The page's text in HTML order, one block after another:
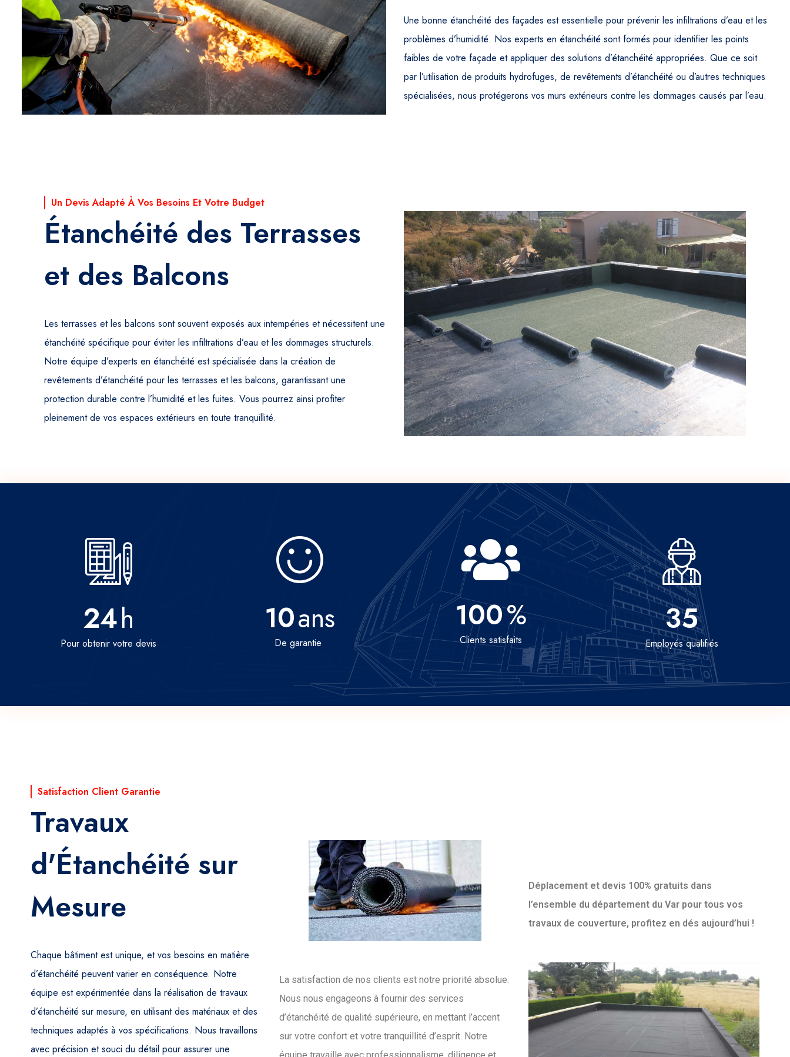
Une bonne étanchéité des façades est essentielle pour prévenir les infiltrations d’eau et les
problèmes d’humidité. Nos experts en étanchéité sont formés pour identifier les points
faibles de votre façade et appliquer des solutions d’étanchéité appropriées. Que ce soit
par l’utilisation de produits hydrofuges, de revêtements d’étanchéité ou d’autres techniques
spécialisées, nous protégerons vos murs extérieurs contre les dommages causés par l’eau.
Un Devis Adapté À Vos Besoins Et Votre Budget
Étanchéité des Terrasses
et des Balcons
Les terrasses et les balcons sont souvent exposés aux intempéries et nécessitent une
étanchéité spécifique pour éviter les infiltrations d’eau et les dommages structurels.
Notre équipe d’experts en étanchéité est spécialisée dans la création de
revêtements d’étanchéité pour les terrasses et les balcons, garantissant une
protection durable contre l’humidité et les fuites. Vous pourrez ainsi profiter
pleinement de vos espaces extérieurs en toute tranquillité.
24h
Pour obtenir votre devis
10ans
De garantie
100%
Clients satisfaits
35
Employés qualifiés
Satisfaction Client Garantie
Travaux
d'Étanchéité sur
Mesure
Chaque bâtiment est unique, et vos besoins en matière
d’étanchéité peuvent varier en conséquence. Notre
équipe est expérimentée dans la réalisation de travaux
d’étanchéité sur mesure, en utilisant des matériaux et des
techniques adaptés à vos spécifications. Nous travaillons
avec précision et souci du détail pour assurer une
La satisfaction de nos clients est notre priorité absolue.
Nous nous engageons à fournir des services
d’étanchéité de qualité supérieure, en mettant l’accent
sur votre confort et votre tranquillité d’esprit. Notre
Déplacement et devis 100% gratuits dans
l’ensemble du département du Var pour tous vos
travaux de couverture, profitez en dés aujourd’hui !